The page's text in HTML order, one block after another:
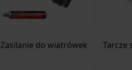
Zasilanie do wiatrówek Tarcze